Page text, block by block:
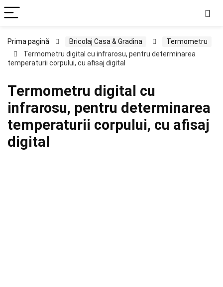
Prima pagină Bricolaj Casa & Gradina
Termometru
Termometru digital cu infrarosu, pentru determinarea
temperaturii corpului, cu afisaj digital
Termometru digital cu
infrarosu, pentru determinarea
temperaturii corpului, cu afisaj
digital